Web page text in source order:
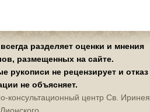
разделяет оценки и мнения
размещенных на сайте.
рукописи не рецензирует и отказ
не объясняет.
центр Св. Иринея